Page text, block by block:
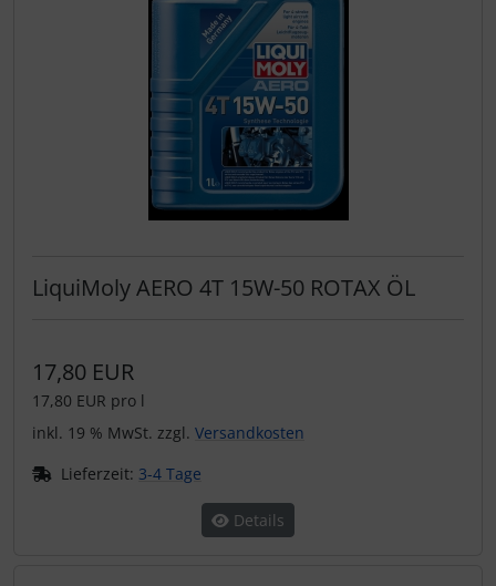
LiquiMoly AERO 4T 15W-50 ROTAX ÖL
17,80 EUR
17,80 EUR pro l
inkl. 19 % MwSt. zzgl. Versandkosten
Lieferzeit: 3-4 Tage
Details